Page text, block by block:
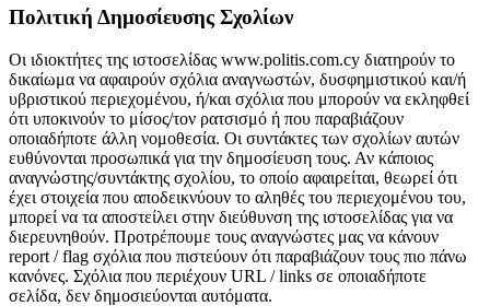
Πολιτική Δημοσίευσης Σχολίων
Οι ιδιοκτήτες της ιστοσελίδας www.politis.com.cy διατηρούν το
δικαίωμα να αφαιρούν σχόλια αναγνωστών, δυσφημιστικού και/ή
υβριστικού περιεχομένου, ή/και σχόλια που μπορούν να εκληφθεί
ότι υποκινούν το μίσος/τον ρατσισμό ή που παραβιάζουν
οποιαδήποτε άλλη νομοθεσία. Οι συντάκτες των σχολίων αυτών
ευθύνονται προσωπικά για την δημοσίευση τους. Αν κάποιος
αναγνώστης/συντάκτης σχολίου, το οποίο αφαιρείται, θεωρεί ότι
έχει στοιχεία που αποδεικνύουν το αληθές του περιεχομένου του,
μπορεί να τα αποστείλει στην διεύθυνση της ιστοσελίδας για να
διερευνηθούν. Προτρέπουμε τους αναγνώστες μας να κάνουν
report / flag σχόλια που πιστεύουν ότι παραβιάζουν τους πιο πάνω
κανόνες. Σχόλια που περιέχουν URL / links σε οποιαδήποτε
σελίδα, δεν δημοσιεύονται αυτόματα.